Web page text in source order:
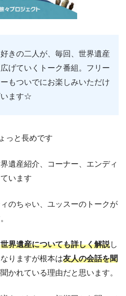
きの二人が、毎回、世界遺産
げていくトーク番組。フリー
もついでにお楽しみいただけ
います☆
っと長めです
遺産紹介、コーナー、エンディ
います
のちゃい、ユッスーのトークが
世界遺産についても詳しく解説し
りますが根本は友人の会話を聞
かれている理由だと思います。